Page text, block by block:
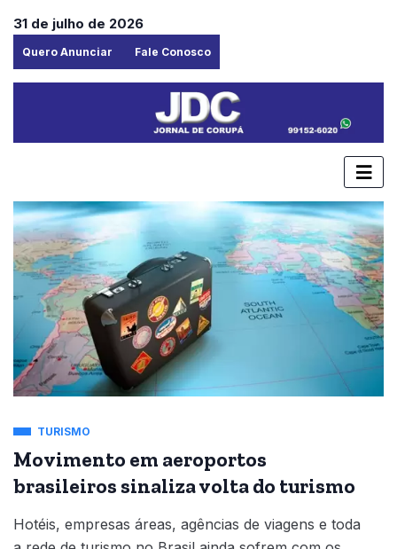
31 de julho de 2026
Quero Anunciar Fale Conosco
TURISMO
Movimento em aeroportos
brasileiros sinaliza volta do turismo
Hotéis, empresas áreas, agências de viagens e toda